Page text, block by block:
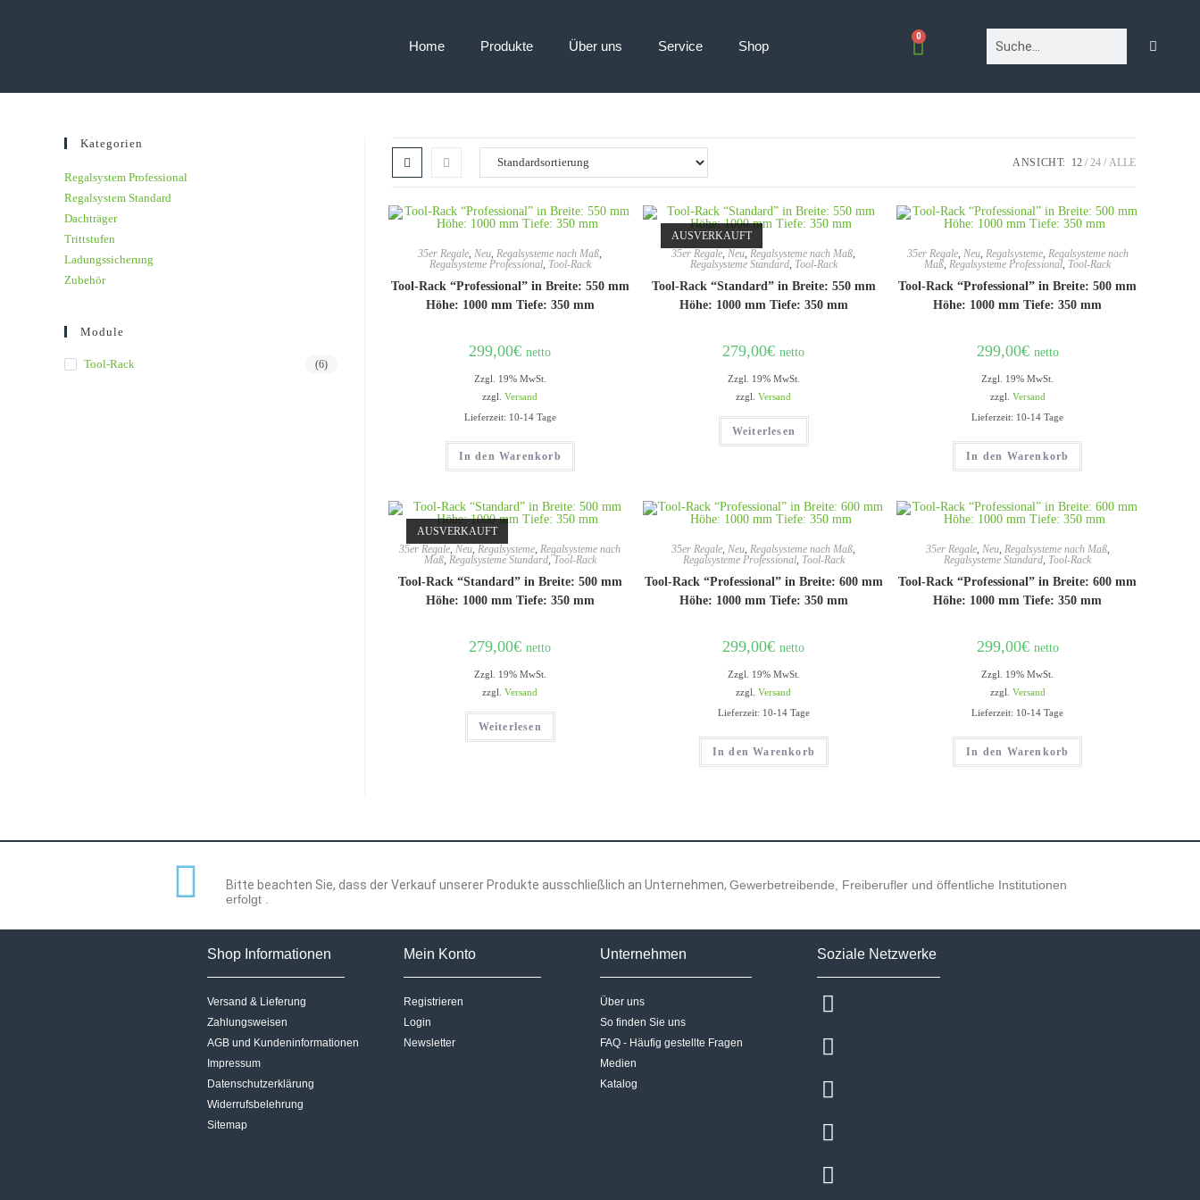
Home Produkte Über uns Service Shop
0
ANSICHT: 12 24 ALLE
35er Regale,Neu,Regalsysteme nach Maß,
Regalsysteme Professional, Tool-Rack
Tool-Rack “Professional” in Breite: 550 mm
Höhe: 1000 mm Tiefe: 350 mm
299,00€ netto
Zzgl. 19% MwSt.
zzgl.Versand
Lieferzeit: 10-14 Tage
In den Warenkorb
AUSVERKAUFT
35er Regale,Neu,Regalsysteme nach Maß,
Regalsysteme Standard, Tool-Rack
Tool-Rack “Standard” in Breite: 550 mm
Höhe: 1000 mm Tiefe: 350 mm
279,00€ netto
Zzgl. 19% MwSt.
zzgl.Versand
Weiterlesen
35er Regale, Neu, Regalsysteme, Regalsysteme nach
Maß,Regalsysteme Professional, Tool-Rack
Tool-Rack “Professional” in Breite: 500 mm
Höhe: 1000 mm Tiefe: 350 mm
299,00€ netto
Zzgl. 19% MwSt.
zzgl. Versand
Lieferzeit: 10-14 Tage
In den Warenkorb
AUSVERKAUFT
35er Regale Neu Regalsysteme Regalsysteme nach
Maß, Regalsysteme Standard,Tool-Rack
Tool-Rack “Standard” in Breite: 500 mm
Höhe: 1000 mm Tiefe: 350 mm
279,00€ netto
Zzgl. 19% MwSt.
zzgl.Versand
Weiterlesen
35er Regale Neu Regalsysteme nach Maß
Regalsysteme Professional, Tool-Rack
Tool-Rack “Professional” in Breite: 600 mm
Höhe: 1000 mm Tiefe: 350 mm
299,00€ netto
Zzgl. 19% MwSt.
zzgl.Versand
Lieferzeit: 10-14 Tage
In den Warenkorb
35er Regale, Neu, Regalsysteme nach Maß,
Regalsysteme Standard Tool-Rack
Tool-Rack “Professional” in Breite: 600 mm
Höhe: 1000 mm Tiefe: 350 mm
299,00€ netto
Zzgl. 19% MwSt.
zzgl. Versand
Lieferzeit: 10-14 Tage
In den Warenkorb
Kategorien
Regalsystem Professional
Regalsystem Standard
Dachträger
Trittstufen
Ladungssicherung
Zubehör
Module
Tool-Rack (6)
Bitte beachten Sie, dass der Verkauf unserer Produkte ausschließlich an Unternehmen,Gewerbetreibende, Freiberufler und öffentliche Institutionen
erfolgt .
Shop Informationen
Versand & Lieferung
Zahlungsweisen
AGB und Kundeninformationen
Impressum
Datenschutzerklärung
Widerrufsbelehrung
Sitemap
Mein Konto
Registrieren
Login
Newsletter
Unternehmen
Über uns
So finden Sie uns
FAQ - Häufig gestellte Fragen
Medien
Katalog
Soziale Netzwerke